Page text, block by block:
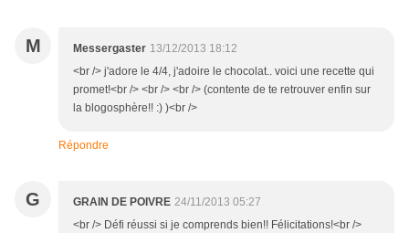
M Messergaster 13/12/2013 18:12
<br /> j'adore le 4/4, j'adoire le chocolat.. voici une recette qui
promet!<br /> <br /> <br /> (contente de te retrouver enfin sur
la blogosphère!! :) )<br />
Répondre
G GRAIN DE POIVRE 24/11/2013 05:27
<br /> Défi réussi si je comprends bien!! Félicitations!<br />